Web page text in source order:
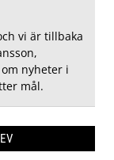
vi är tillbaka
nyheter i
mål.